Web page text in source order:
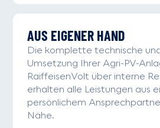
AUS EIGENER HAND
Die komplette technische
Umsetzung Ihrer Agri-PV-
RaiffeisenVolt über interne
erhalten alle Leistungen aus
persönlichem
Nähe.